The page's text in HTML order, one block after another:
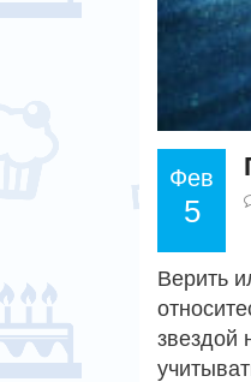
Фев
5
Верить
звездой